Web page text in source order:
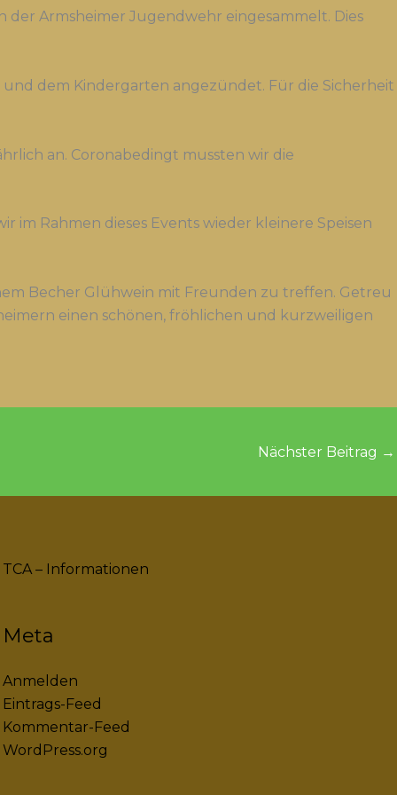
der Armsheimer Jugendwehr eingesammelt. Dies
dem Kindergarten angezündet. Für die Sicherheit
an. Coronabedingt mussten wir die
im Rahmen dieses Events wieder kleinere Speisen
Becher Glühwein mit Freunden zu treffen. Getreu
einen schönen, fröhlichen und kurzweiligen
Nächster Beitrag →
TCA – Informationen
Meta
Anmelden
Eintrags-Feed
Kommentar-Feed
WordPress.org